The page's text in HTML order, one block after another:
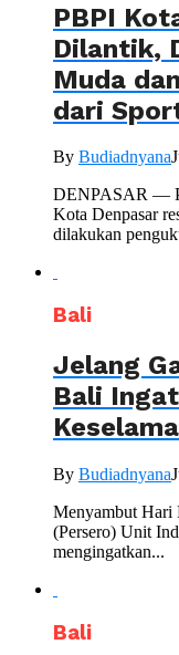
PBPI
Dilantik,
Muda
dari
By Budiadnyana
DENPASAR —
Kota Denpasar
dilakukan
Bali
Jelang
Bali
By Budiadnyana
Menyambut Hari
(Persero) Unit
mengingatkan...
Bali